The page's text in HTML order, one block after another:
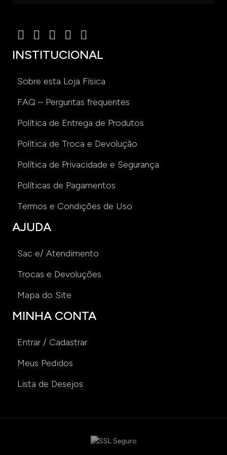
INSTITUCIONAL
Sobre esta Loja Física
FAQ – Perguntas frequentes
Política de Entrega de Produtos
Política de Troca e Devolução
Política de Privacidade e Segurança
Políticas de Pagamentos
Termos e Condições de Uso
AJUDA
Sac e/ Atendimento
Trocas e Devoluções
Mapa do Site
MINHA CONTA
Entrar / Cadastrar
Meus Pedidos
Lista de Desejos